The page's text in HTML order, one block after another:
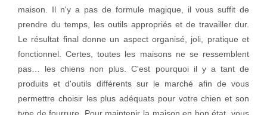
maison. Il n'y a pas de formule magique, il vous suffit de
prendre du temps, les outils appropriés et de travailler dur.
Le résultat final donne un aspect organisé, joli, pratique et
fonctionnel. Certes, toutes les maisons ne se ressemblent
pas… les chiens non plus. C'est pourquoi il y a tant de
produits et d'outils différents sur le marché afin de vous
permettre choisir les plus adéquats pour votre chien et son